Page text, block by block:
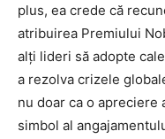
plus, ea crede că
atribuirea Premiului
alți lideri să adopte
a rezolva crizele
nu doar ca o
simbol al